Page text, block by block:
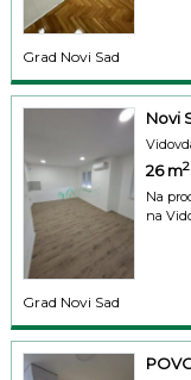
Grad Novi Sad
Novi
26m2
Na
na
Grad Novi Sad